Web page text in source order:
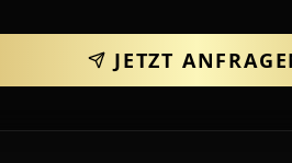
JETZT